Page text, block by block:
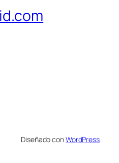
Diseñado conWordPress